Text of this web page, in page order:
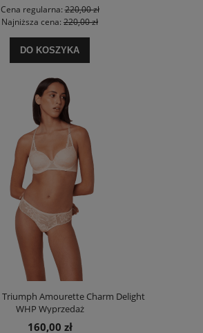
Cena regularna:220,00 zł
Najniższa cena: 220,00 zł
DO KOSZYKA
Triumph Amourette Charm Delight
WHP Wyprzedaż
160,00 zł